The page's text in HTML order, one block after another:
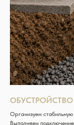
Организуем
Выполняем